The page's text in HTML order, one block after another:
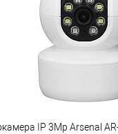
в 1 клик
В
IP 3Mp Arsenal